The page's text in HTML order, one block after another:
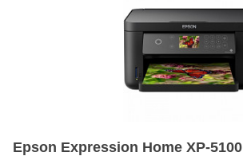
Epson Expression Home XP-5100